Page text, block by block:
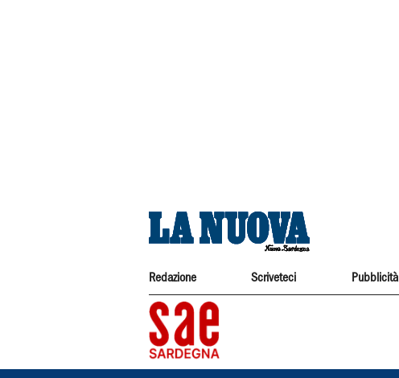
Redazione Scriveteci Pubblicità